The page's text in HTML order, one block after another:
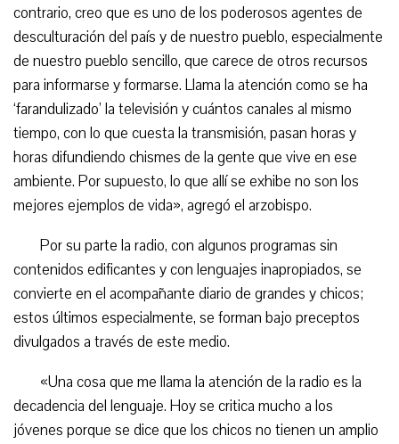
contrario, creo que es uno de los poderosos agentes de
desculturación del país y de nuestro pueblo, especialmente
de nuestro pueblo sencillo, que carece de otros recursos
para informarse y formarse. Llama la atención como se ha
‘farandulizado’ la televisión y cuántos canales al mismo
tiempo, con lo que cuesta la transmisión, pasan horas y
horas difundiendo chismes de la gente que vive en ese
ambiente. Por supuesto, lo que allí se exhibe no son los
mejores ejemplos de vida», agregó el arzobispo.
Por su parte la radio, con algunos programas sin
contenidos edificantes y con lenguajes inapropiados, se
convierte en el acompañante diario de grandes y chicos;
estos últimos especialmente, se forman bajo preceptos
divulgados a través de este medio.
«Una cosa que me llama la atención de la radio es la
decadencia del lenguaje. Hoy se critica mucho a los
jóvenes porque se dice que los chicos no tienen un amplio